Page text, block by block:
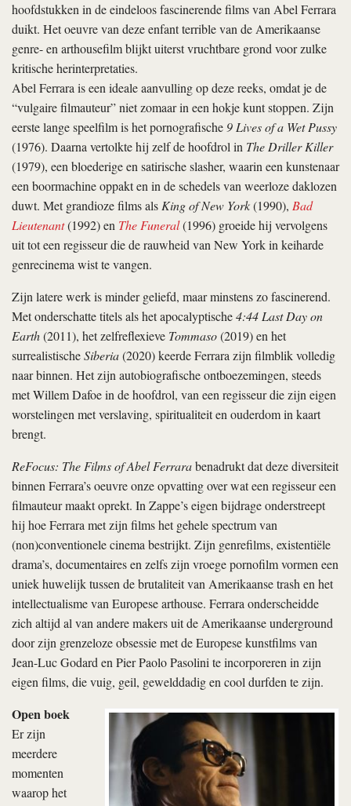
hoofdstukken in de eindeloos fascinerende films van Abel Ferrara
duikt. Het oeuvre van deze enfant terrible van de Amerikaanse
genre- en arthousefilm blijkt uiterst vruchtbare grond voor zulke
kritische herinterpretaties.
Abel Ferrara is een ideale aanvulling op deze reeks, omdat je de
“vulgaire filmauteur” niet zomaar in een hokje kunt stoppen. Zijn
eerste lange speelfilm is het pornografische9 Lives of a Wet Pussy
(1976). Daarna vertolkte hij zelf de hoofdrol in The Driller Killer
(1979), een bloederige en satirische slasher, waarin een kunstenaar
een boormachine oppakt en in de schedels van weerloze daklozen
duwt. Met grandioze films alsKing of New York(1990), Bad
Lieutenant(1992) en The Funeral(1996) groeide hij vervolgens
uit tot een regisseur die de rauwheid van New York in keiharde
genrecinema wist te vangen.
Zijn latere werk is minder geliefd, maar minstens zo fascinerend.
Met onderschatte titels als het apocalyptische4:44 Last Day on
Earth(2011), het zelfreflexieve Tommaso(2019) en het
surrealistischeSiberia(2020) keerde Ferrara zijn filmblik volledig
naar binnen. Het zijn autobiografische ontboezemingen, steeds
met Willem Dafoe in de hoofdrol, van een regisseur die zijn eigen
worstelingen met verslaving, spiritualiteit en ouderdom in kaart
brengt.
ReFocus: The Films of Abel Ferrarabenadrukt dat deze diversiteit
binnen Ferrara’s oeuvre onze opvatting over wat een regisseur een
filmauteur maakt oprekt. In Zappe’s eigen bijdrage onderstreept
hij hoe Ferrara met zijn films het gehele spectrum van
(non)conventionele cinema bestrijkt. Zijn genrefilms, existentiële
drama’s, documentaires en zelfs zijn vroege pornofilm vormen een
uniek huwelijk tussen de brutaliteit van Amerikaanse trash en het
intellectualisme van Europese arthouse. Ferrara onderscheidde
zich altijd al van andere makers uit de Amerikaanse underground
door zijn grenzeloze obsessie met de Europese kunstfilms van
Jean-Luc Godard en Pier Paolo Pasolini te incorporeren in zijn
eigen films, die vuig, geil, gewelddadig en cool durfden te zijn.
Open boek
Er zijn
meerdere
momenten
waarop het